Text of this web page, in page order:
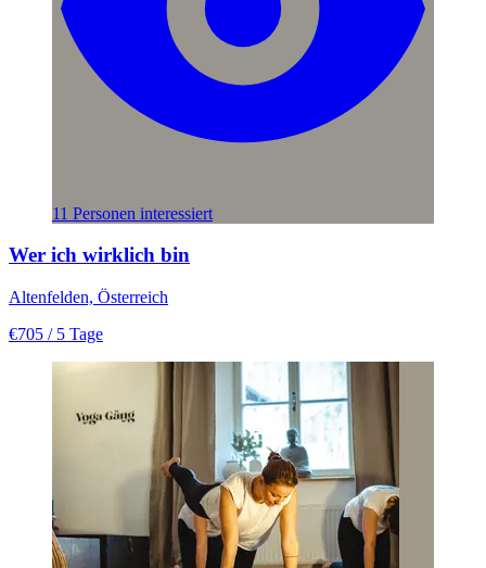
11 Personen interessiert
Wer ich wirklich bin
Altenfelden, Österreich
€705 / 5 Tage